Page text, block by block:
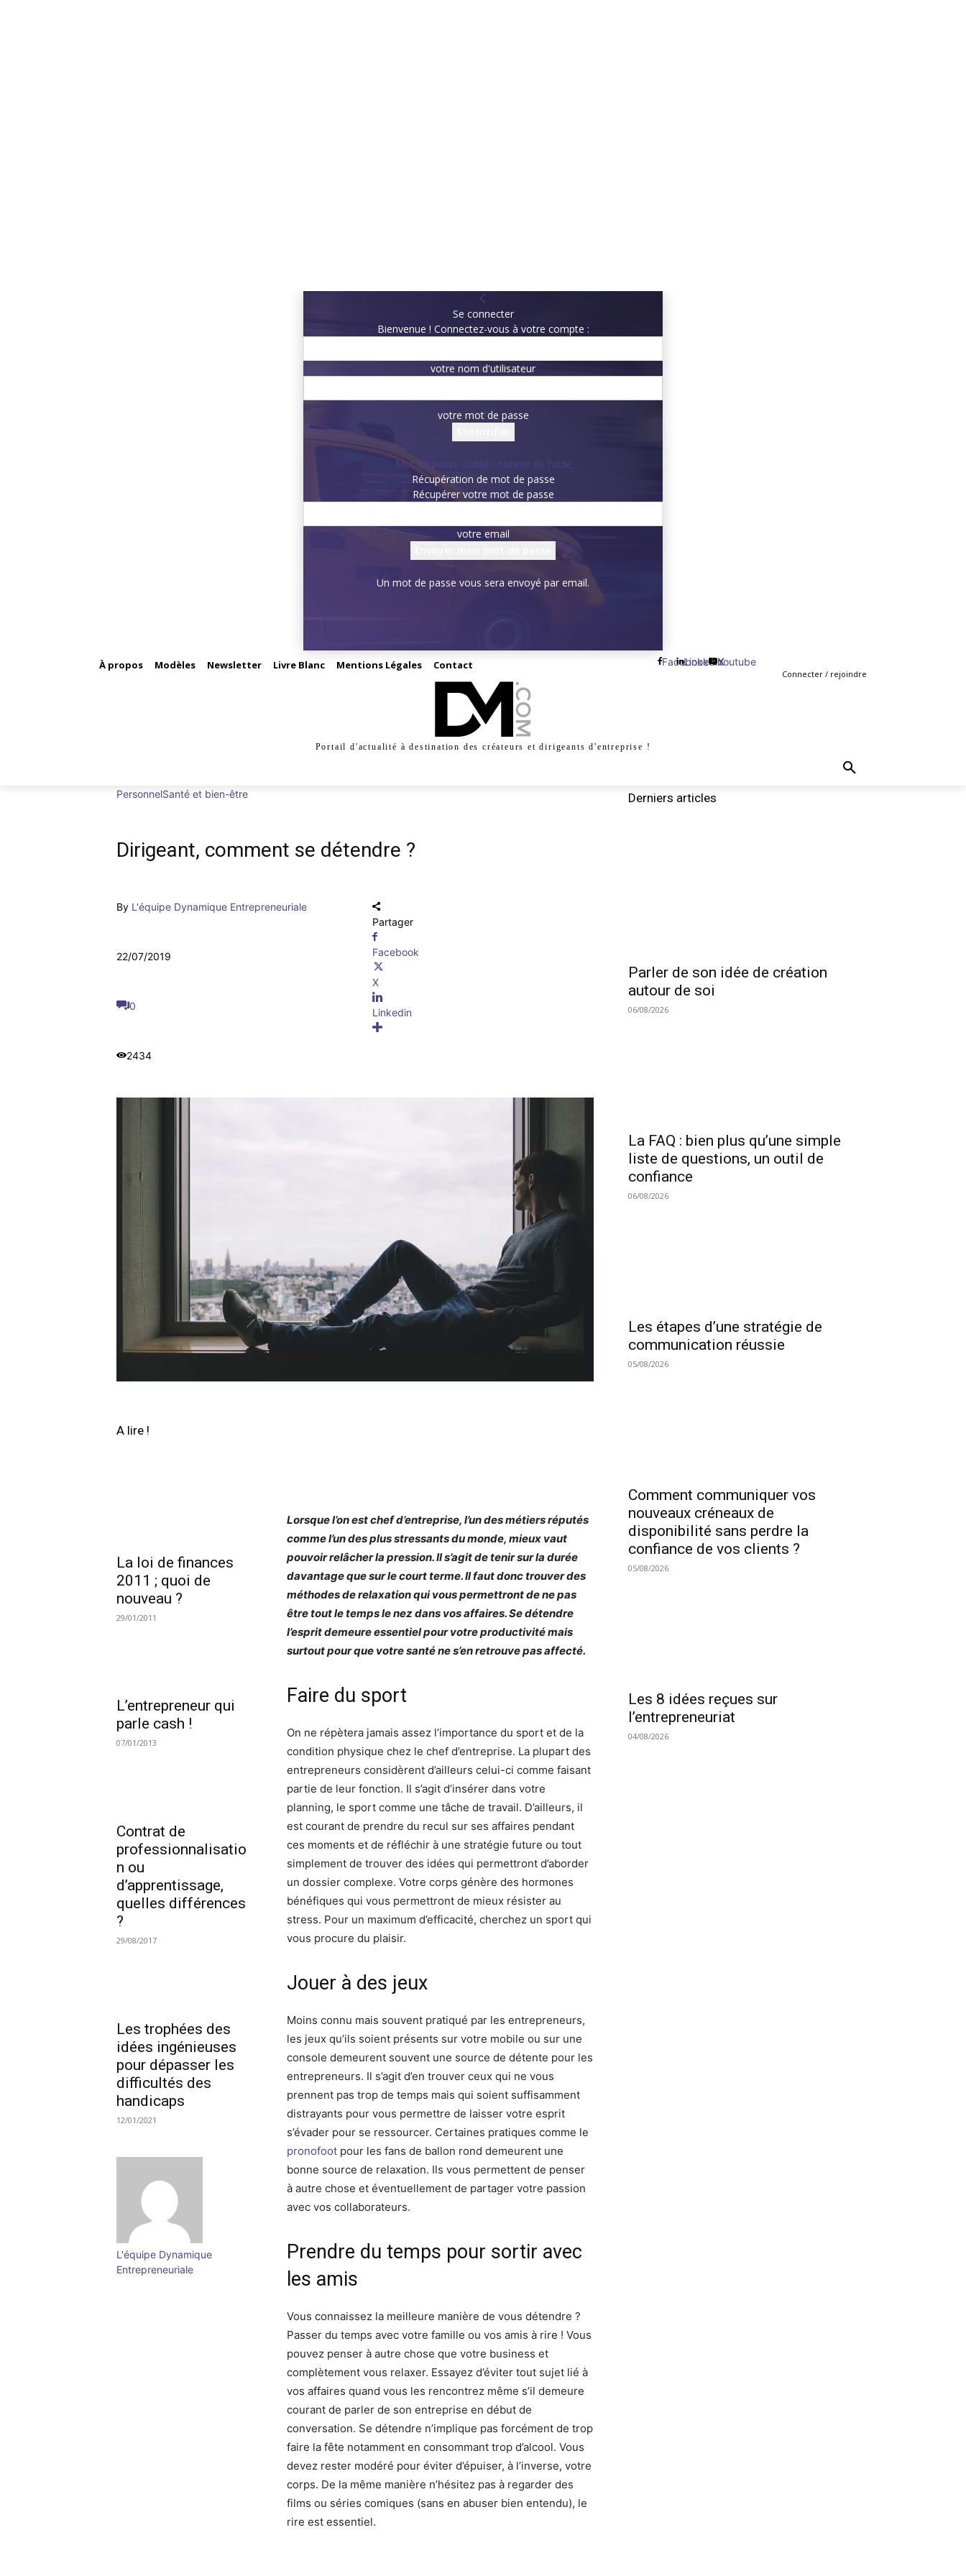
Se connecter
Bienvenue ! Connectez-vous à votre compte :
votre nom d'utilisateur
votre mot de passe
Mot de passe oublié? obtenir de l'aide
Récupération de mot de passe
Récupérer votre mot de passe
votre email
Un mot de passe vous sera envoyé par email.
À propos Modèles Newsletter Livre Blanc Mentions Légales Contact Facebook
Linkedin
X
Youtube
Connecter / rejoindre
Portail d'actualité à destination des créateurs et dirigeants d'entreprise !
PersonnelSanté et bien-être
Dirigeant, comment se détendre ?
By L'équipe Dynamique Entrepreneuriale
22/07/2019
0
2434
Partager
Facebook
X
Linkedin
A lire !
La loi de finances
2011 ; quoi de
nouveau ?
29/01/2011
L’entrepreneur qui
parle cash !
07/01/2013
Contrat de
professionnalisatio
n ou
d’apprentissage,
quelles différences
?
29/08/2017
Les trophées des
idées ingénieuses
pour dépasser les
difficultés des
handicaps
12/01/2021
L'équipe Dynamique
Entrepreneuriale
Lorsque l’on est chef d’entreprise, l’un des métiers réputés
comme l’un des plus stressants du monde, mieux vaut
pouvoir relâcher la pression. Il s’agit de tenir sur la durée
davantage que sur le court terme. Il faut donc trouver des
méthodes de relaxation qui vous permettront de ne pas
être tout le temps le nez dans vos affaires. Se détendre
l’esprit demeure essentiel pour votre productivité mais
surtout pour que votre santé ne s’en retrouve pas affecté.
Faire du sport
On ne répètera jamais assez l’importance du sport et de la
condition physique chez le chef d’entreprise. La plupart des
entrepreneurs considèrent d’ailleurs celui-ci comme faisant
partie de leur fonction. Il s’agit d’insérer dans votre
planning, le sport comme une tâche de travail. D’ailleurs, il
est courant de prendre du recul sur ses affaires pendant
ces moments et de réfléchir à une stratégie future ou tout
simplement de trouver des idées qui permettront d’aborder
un dossier complexe. Votre corps génère des hormones
bénéfiques qui vous permettront de mieux résister au
stress. Pour un maximum d’efficacité, cherchez un sport qui
vous procure du plaisir.
Jouer à des jeux
Moins connu mais souvent pratiqué par les entrepreneurs,
les jeux qu’ils soient présents sur votre mobile ou sur une
console demeurent souvent une source de détente pour les
entrepreneurs. Il s’agit d’en trouver ceux qui ne vous
prennent pas trop de temps mais qui soient suffisamment
distrayants pour vous permettre de laisser votre esprit
s’évader pour se ressourcer. Certaines pratiques comme le
pronofoot pour les fans de ballon rond demeurent une
bonne source de relaxation. Ils vous permettent de penser
à autre chose et éventuellement de partager votre passion
avec vos collaborateurs.
Prendre du temps pour sortir avec
les amis
Vous connaissez la meilleure manière de vous détendre ?
Passer du temps avec votre famille ou vos amis à rire ! Vous
pouvez penser à autre chose que votre business et
complètement vous relaxer. Essayez d’éviter tout sujet lié à
vos affaires quand vous les rencontrez même s’il demeure
courant de parler de son entreprise en début de
conversation. Se détendre n’implique pas forcément de trop
faire la fête notamment en consommant trop d’alcool. Vous
devez rester modéré pour éviter d’épuiser, à l’inverse, votre
corps. De la même manière n’hésitez pas à regarder des
films ou séries comiques (sans en abuser bien entendu), le
rire est essentiel.
Derniers articles
Parler de son idée de création
autour de soi
06/08/2026
La FAQ : bien plus qu’une simple
liste de questions, un outil de
confiance
06/08/2026
Les étapes d’une stratégie de
communication réussie
05/08/2026
Comment communiquer vos
nouveaux créneaux de
disponibilité sans perdre la
confiance de vos clients ?
05/08/2026
Les 8 idées reçues sur
l’entrepreneuriat
04/08/2026